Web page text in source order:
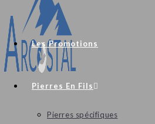
Les Promotions
Pierres En Fils
Pierres spécifiques